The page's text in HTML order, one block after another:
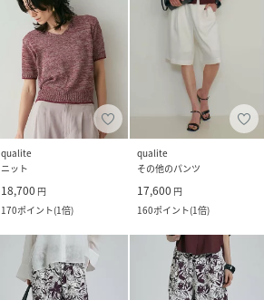
qualite
ニット
18,700 円
170ポイント(1倍)
qualite
その他のパンツ
17,600 円
160ポイント(1倍)